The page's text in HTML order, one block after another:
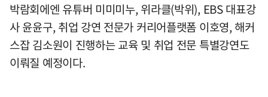
박람회에엔 유튜버 미미미누, 위라클(박위), EBS 대표강
사 윤윤구, 취업 강연 전문가 커리어플랫폼 이호영, 해커
스잡 김소원이 진행하는 교육 및 취업 전문 특별강연도
이뤄질 예정이다.